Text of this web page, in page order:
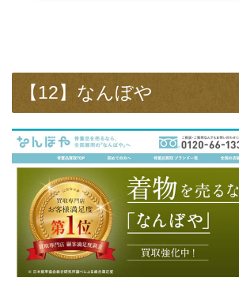
【12】なんぼや